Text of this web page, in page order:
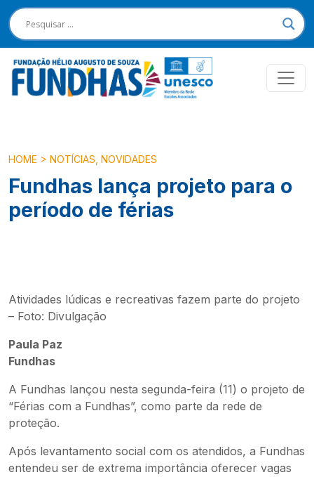
HOME > NOTÍCIAS NOVIDADES
Fundhas lança projeto para o
período de férias
Atividades lúdicas e recreativas fazem parte do projeto
– Foto: Divulgação
Paula Paz
Fundhas
A Fundhas lançou nesta segunda-feira (11) o projeto de
“Férias com a Fundhas”, como parte da rede de
proteção.
Após levantamento social com os atendidos, a Fundhas
entendeu ser de extrema importância oferecer vagas